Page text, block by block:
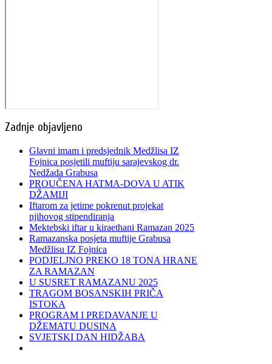
Zadnje objavljeno
Glavni imam i predsjednik Medžlisa IZ
Fojnica posjetili muftiju sarajevskog dr.
Nedžada Grabusa
PROUČENA HATMA-DOVA U ATIK
DŽAMIJI
Iftarom za jetime pokrenut projekat
njihovog stipendiranja
Mektebski iftar u kiraethani Ramazan 2025
Ramazanska posjeta muftije Grabusa
Medžlisu IZ Fojnica
PODJELJNO PREKO 18 TONA HRANE
ZA RAMAZAN
U SUSRET RAMAZANU 2025
TRAGOM BOSANSKIH PRIČA
ISTOKA
PROGRAM I PREDAVANJE U
DŽEMATU DUSINA
SVJETSKI DAN HIDŽABA